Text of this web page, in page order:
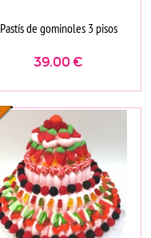
Pastís de gominoles 3 pisos
39.00€